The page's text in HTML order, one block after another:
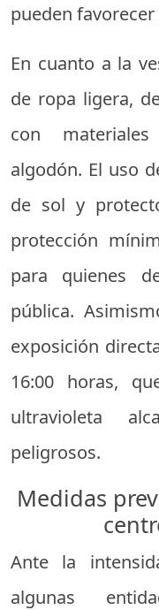
pueden
En cuanto a la
de ropa ligera,
con
algodón. El uso
de sol y
protección
para quienes
pública.
exposición
16:00 horas,
ultravioleta
peligrosos.
Medidas
Ante la
algunas